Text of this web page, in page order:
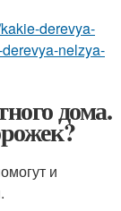
derevya-
nelzya-
дома.
и